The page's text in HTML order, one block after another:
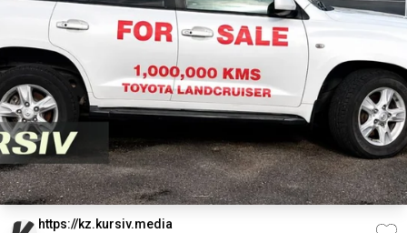
https://kz.kursiv.media